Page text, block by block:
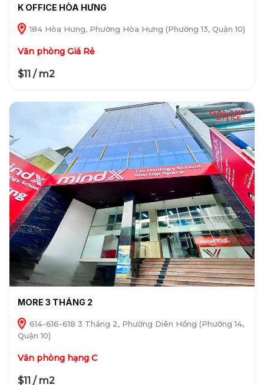
K OFFICE HÒA HƯNG
184 Hòa Hưng, Phường Hòa Hưng (Phường 13, Quận 10)
Văn phòng Giá Rẻ
$11 / m2
MORE 3 THÁNG 2
614-616-618 3 Tháng 2, Phường Diên Hồng (Phường 14,
Quận 10)
Văn phòng hạng C
$11 / m2